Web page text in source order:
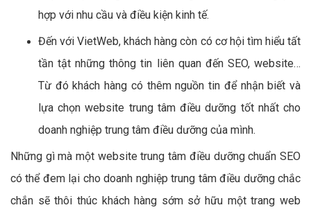
hợp với nhu cầu và điều kiện kinh tế.
Đến với VietWeb, khách hàng còn có cơ hội tìm hiểu tất
tần tật những thông tin liên quan đến SEO, website…
Từ đó khách hàng có thêm nguồn tin để nhận biết và
lựa chọn website trung tâm điều dưỡng tốt nhất cho
doanh nghiệp trung tâm điều dưỡng của mình.
Những gì mà một website trung tâm điều dưỡng chuẩn SEO
có thể đem lại cho doanh nghiệp trung tâm điều dưỡng chắc
chắn sẽ thôi thúc khách hàng sớm sở hữu một trang web